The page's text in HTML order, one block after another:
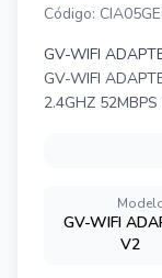
Código:
GV-WIFI
GV-WIFI
2.4GHZ
GV-WIFI
V2